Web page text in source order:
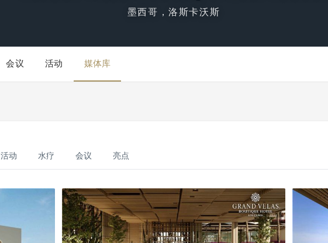
墨西哥，洛斯卡沃斯
会议 活动 媒体库
活动 水疗 会议 亮点